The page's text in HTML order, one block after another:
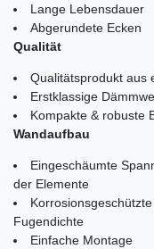
Lange Lebensdauer
Abgerundete Ecken
Qualität
Qualitätsprodukt aus
Erstklassige
Kompakte & robuste
Wandaufbau
Eingeschäumte
der Elemente
Fugendichte
Einfache Montage